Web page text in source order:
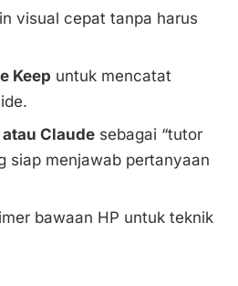
visual cepat tanpa harus
Keep untuk mencatat
Claude sebagai “tutor
siap menjawab pertanyaan
bawaan HP untuk teknik